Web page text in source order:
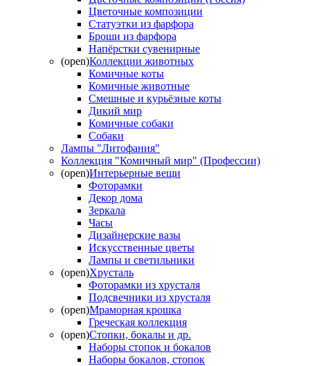
Цветочные композиции
Статуэтки из фарфора
Броши из фарфора
Напёрстки сувенирные
(open)Коллекции животных
Комичные коты
Комичные животные
Смешные и курьёзные коты
Дикий мир
Комичные собаки
Собаки
Лампы "Литофания"
Коллекция "Комичный мир" (Профессии)
(open)Интерьерные вещи
Фоторамки
Декор дома
Зеркала
Часы
Дизайнерские вазы
Искусственные цветы
Лампы и светильники
(open)Хрусталь
Фоторамки из хрусталя
Подсвечники из хрусталя
(open)Мраморная крошка
Греческая коллекция
(open)Стопки, бокалы и др.
Наборы стопок и бокалов
Наборы бокалов, стопок